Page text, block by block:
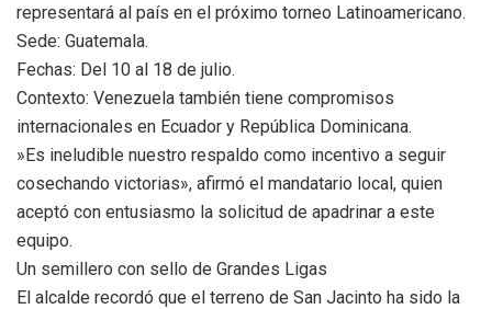
representará al país en el próximo torneo Latinoamericano.
​Sede: Guatemala.
​Fechas: Del 10 al 18 de julio.
​Contexto: Venezuela también tiene compromisos
internacionales en Ecuador y República Dominicana.
​»Es ineludible nuestro respaldo como incentivo a seguir
cosechando victorias», afirmó el mandatario local, quien
aceptó con entusiasmo la solicitud de apadrinar a este
equipo.
​Un semillero con sello de Grandes Ligas
​El alcalde recordó que el terreno de San Jacinto ha sido la